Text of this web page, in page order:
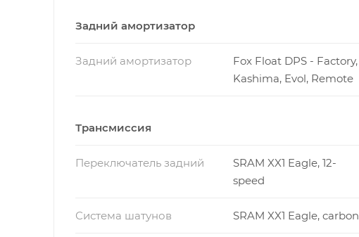
Задний амортизатор
Задний амортизатор
Fox Float DPS - Factory,
Kashima, Evol, Remote
Трансмиссия
Переключатель задний
SRAM XX1 Eagle, 12-
speed
Система шатунов SRAM XX1 Eagle, carbon